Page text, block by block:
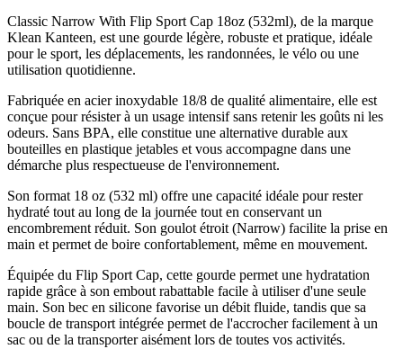
Classic Narrow With Flip Sport Cap 18oz (532ml), de la marque
Klean Kanteen, est une gourde légère, robuste et pratique, idéale
pour le sport, les déplacements, les randonnées, le vélo ou une
utilisation quotidienne.
Fabriquée en acier inoxydable 18/8 de qualité alimentaire, elle est
conçue pour résister à un usage intensif sans retenir les goûts ni les
odeurs. Sans BPA, elle constitue une alternative durable aux
bouteilles en plastique jetables et vous accompagne dans une
démarche plus respectueuse de l'environnement.
Son format 18 oz (532 ml) offre une capacité idéale pour rester
hydraté tout au long de la journée tout en conservant un
encombrement réduit. Son goulot étroit (Narrow) facilite la prise en
main et permet de boire confortablement, même en mouvement.
Équipée du Flip Sport Cap, cette gourde permet une hydratation
rapide grâce à son embout rabattable facile à utiliser d'une seule
main. Son bec en silicone favorise un débit fluide, tandis que sa
boucle de transport intégrée permet de l'accrocher facilement à un
sac ou de la transporter aisément lors de toutes vos activités.